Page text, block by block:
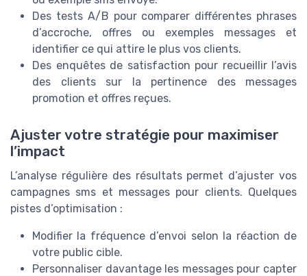
Des tests A/B pour comparer différentes phrases
d’accroche, offres ou exemples messages et
identifier ce qui attire le plus vos clients.
Des enquêtes de satisfaction pour recueillir l’avis
des clients sur la pertinence des messages
promotion et offres reçues.
Ajuster votre stratégie pour maximiser
l’impact
L’analyse régulière des résultats permet d’ajuster vos
campagnes sms et messages pour clients. Quelques
pistes d’optimisation :
Modifier la fréquence d’envoi selon la réaction de
votre public cible.
Personnaliser davantage les messages pour capter